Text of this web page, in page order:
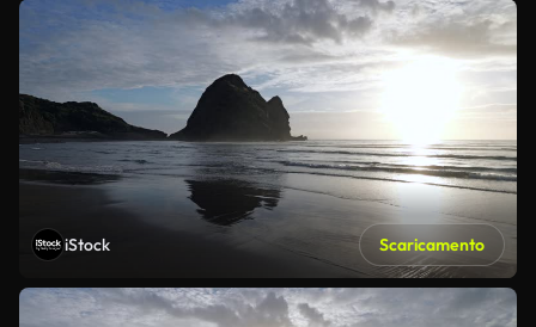
iStock Scaricamento